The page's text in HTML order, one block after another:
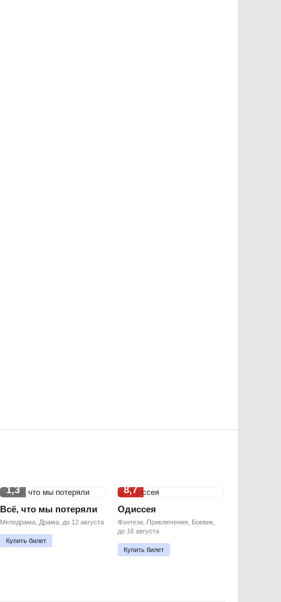
1,3
Всё, что мы потеряли
Мелодрама, Драма, до 12 августа
Купить билет
8,7
Одиссея
Фэнтези, Приключения, Боевик,
до 16 августа
Купить билет